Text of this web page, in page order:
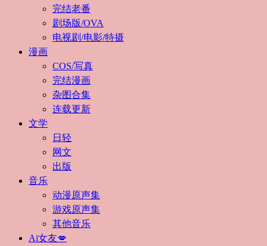
完结老番
剧场版/OVA
电视剧/电影/特摄
漫画
COS/写真
完结漫画
杂图合集
连载更新
文学
日轻
网文
出版
音乐
动漫原声集
游戏原声集
其他音乐
Ai女友💋